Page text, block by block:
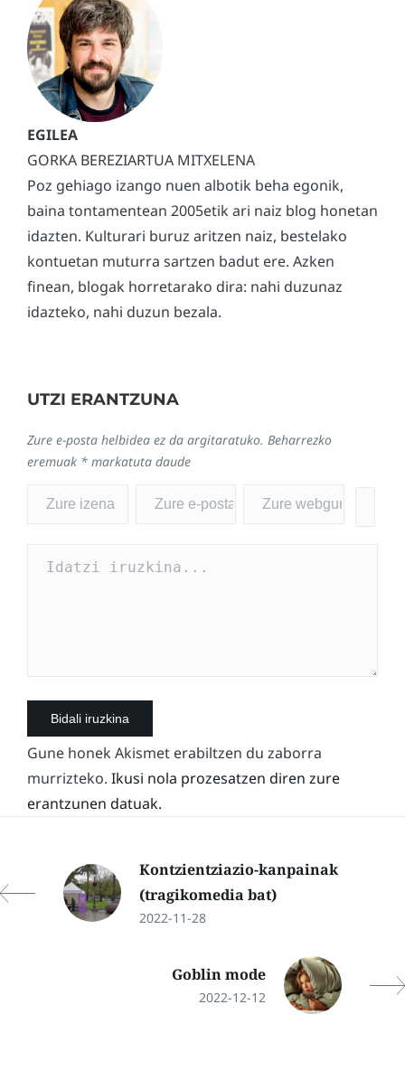
GORKA BEREZIARTUA MITXELENA
Poz gehiago izango nuen albotik beha egonik,
baina tontamentean 2005etik ari naiz blog honetan
idazten. Kulturari buruz aritzen naiz, bestelako
kontuetan muturra sartzen badut ere. Azken
finean, blogak horretarako dira: nahi duzunaz
idazteko, nahi duzun bezala.
UTZI ERANTZUNA
Zure e-posta helbidea ez da argitaratuko. Beharrezko
eremuak * markatuta daude
Gune honek Akismet erabiltzen du zaborra
murrizteko. Ikusi nola prozesatzen diren zure
erantzunen datuak.
Kontzientziazio-kanpainak
(tragikomedia bat)
2022-11-28
Goblin mode
2022-12-12